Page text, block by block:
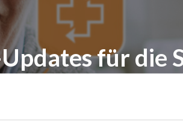
für die